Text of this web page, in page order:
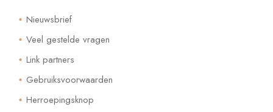
Nieuwsbrief
Veel gestelde vragen
Link partners
Gebruiksvoorwaarden
Herroepingsknop